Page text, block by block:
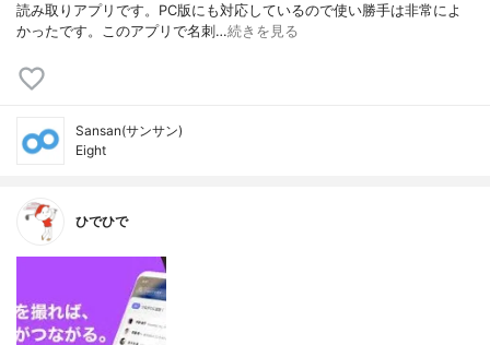
読み取りアプリです。PC版にも対応しているので使い勝手は非常によ
かったです。このアプリで名刺…続きを見る
Sansan(サンサン)
Eight
ひでひで